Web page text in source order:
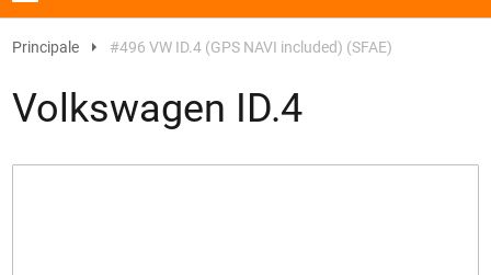
Principale #496 VW ID.4 (GPS NAVI included) (SFAE)
Volkswagen ID.4